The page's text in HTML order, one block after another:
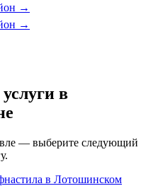
→
→
в
— выберите следующий